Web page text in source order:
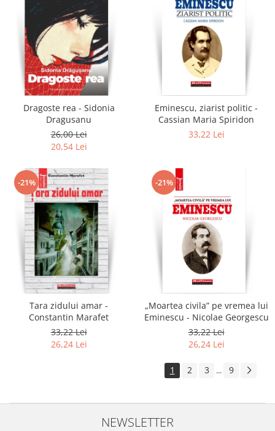
Dragoste rea - Sidonia
Dragusanu
26,00 Lei
20,54 Lei
Eminescu, ziarist politic -
Cassian Maria Spiridon
33,22 Lei
-21%
Tara zidului amar -
Constantin Marafet
33,22 Lei
26,24 Lei
-21%
„Moartea civila” pe vremea lui
Eminescu - Nicolae Georgescu
33,22 Lei
26,24 Lei
1 2 3 ... 9
NEWSLETTER